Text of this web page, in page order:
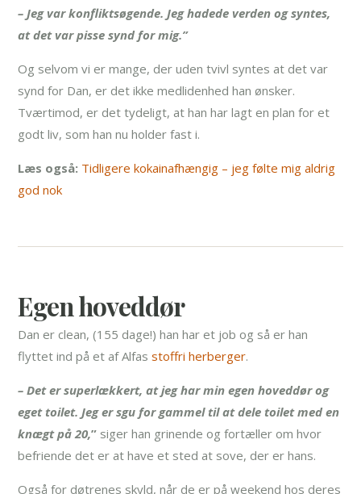
– Jeg var konfliktsøgende. Jeg hadede verden og syntes,
at det var pisse synd for mig.”
Og selvom vi er mange, der uden tvivl syntes at det var
synd for Dan, er det ikke medlidenhed han ønsker.
Tværtimod, er det tydeligt, at han har lagt en plan for et
godt liv, som han nu holder fast i.
Læs også: Tidligere kokainafhængig – jeg følte mig aldrig
god nok
Egen hoveddør
Dan er clean, (155 dage!) han har et job og så er han
flyttet ind på et af Alfas stoffri herberger.
– Det er superlækkert, at jeg har min egen hoveddør og
eget toilet. Jeg er sgu for gammel til at dele toilet med en
knægt på 20,” siger han grinende og fortæller om hvor
befriende det er at have et sted at sove, der er hans.
Også for døtrenes skyld, når de er på weekend hos deres